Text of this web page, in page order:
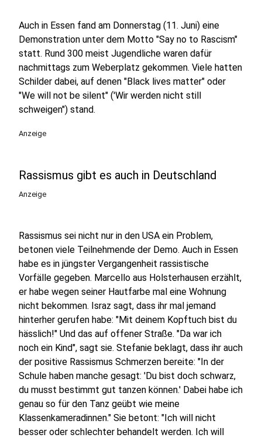
Auch in Essen fand am Donnerstag (11. Juni) eine
Demonstration unter dem Motto "Say no to Rascism"
statt. Rund 300 meist Jugendliche waren dafür
nachmittags zum Weberplatz gekommen. Viele hatten
Schilder dabei, auf denen "Black lives matter" oder
"We will not be silent" ('Wir werden nicht still
schweigen") stand.
Anzeige
Rassismus gibt es auch in Deutschland
Anzeige
Rassismus sei nicht nur in den USA ein Problem,
betonen viele Teilnehmende der Demo. Auch in Essen
habe es in jüngster Vergangenheit rassistische
Vorfälle gegeben. Marcello aus Holsterhausen erzählt,
er habe wegen seiner Hautfarbe mal eine Wohnung
nicht bekommen. Israz sagt, dass ihr mal jemand
hinterher gerufen habe: "Mit deinem Kopftuch bist du
hässlich!" Und das auf offener Straße. "Da war ich
noch ein Kind", sagt sie. Stefanie beklagt, dass ihr auch
der positive Rassismus Schmerzen bereite: "In der
Schule haben manche gesagt: 'Du bist doch schwarz,
du musst bestimmt gut tanzen können.' Dabei habe ich
genau so für den Tanz geübt wie meine
Klassenkameradinnen." Sie betont: "Ich will nicht
besser oder schlechter behandelt werden. Ich will